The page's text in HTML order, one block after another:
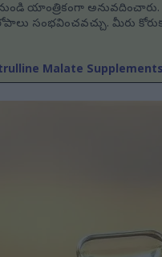
యాంత్రికంగా అనువదించారు.
సంభవించవచ్చు. మీరు
Malate